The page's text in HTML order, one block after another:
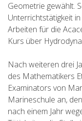
Geometrie gewählt.
Unterrichtstätigkeit
Arbeiten für die
Kurs über
Nach weiteren drei
des Mathematikers
Examinators von
Marineschule an,
nach einem Jahr